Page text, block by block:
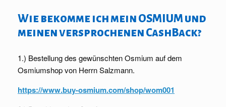
Wie bekomme ich mein OSMIUM und
meinen versprochenen CashBack?
1.) Bestellung des gewünschten Osmium auf dem
Osmiumshop von Herrn Salzmann.
https://www.buy-osmium.com/shop/wom001